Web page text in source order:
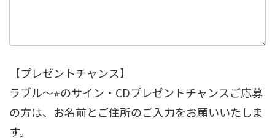
【プレゼントチャンス】
ラブル〜⭐︎のサイン・CDプレゼントチャンスご応募
の方は、お名前とご住所のご入力をお願いいたしま
す。